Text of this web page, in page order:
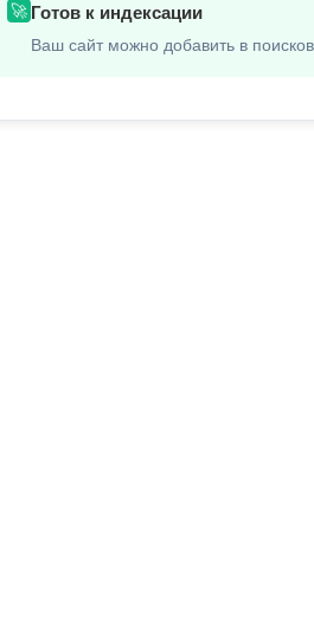
🚀 Готов к индексации
Ваш сайт можно добавить в